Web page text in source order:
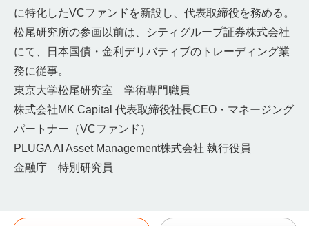
に特化したVCファンドを新設し、代表取締役を務める。
松尾研究所の参画以前は、シティグループ証券株式会社
にて、日本国債・金利デリバティブのトレーディング業
務に従事。
東京大学松尾研究室 学術専門職員
株式会社MK Capital 代表取締役社長CEO・マネージング
パートナー（VCファンド）
PLUGA AI Asset Management株式会社 執行役員
金融庁 特別研究員